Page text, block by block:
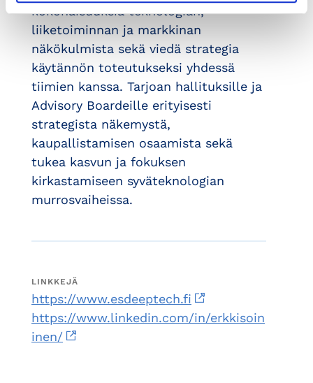
kokonaisuuksia teknologian,
liiketoiminnan ja markkinan
näkökulmista sekä viedä strategia
käytännön toteutukseksi yhdessä
tiimien kanssa. Tarjoan hallituksille ja
Advisory Boardeille erityisesti
strategista näkemystä,
kaupallistamisen osaamista sekä
tukea kasvun ja fokuksen
kirkastamiseen syväteknologian
murrosvaiheissa.
LINKKEJÄ
https://www.esdeeptech.fi
https://www.linkedin.com/in/erkkisoin
inen/